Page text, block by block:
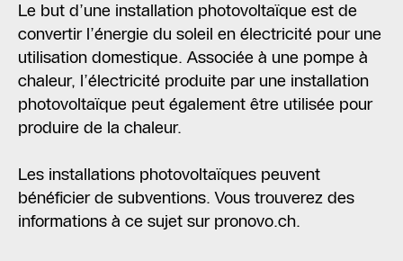
Le but d’une installation photovoltaïque est de
convertir l’énergie du soleil en électricité pour une
utilisation domestique. Associée à une pompe à
chaleur, l’électricité produite par une installation
photovoltaïque peut également être utilisée pour
produire de la chaleur.
Les installations photovoltaïques peuvent
bénéficier de subventions. Vous trouverez des
informations à ce sujet sur pronovo.ch.